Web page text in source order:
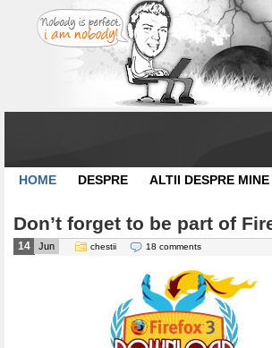
HOME DESPRE ALTII DESPRE MINE
Don’t forget to be part of
14 Jun chestii 18 comments